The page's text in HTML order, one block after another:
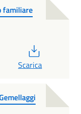
familiare
Scarica